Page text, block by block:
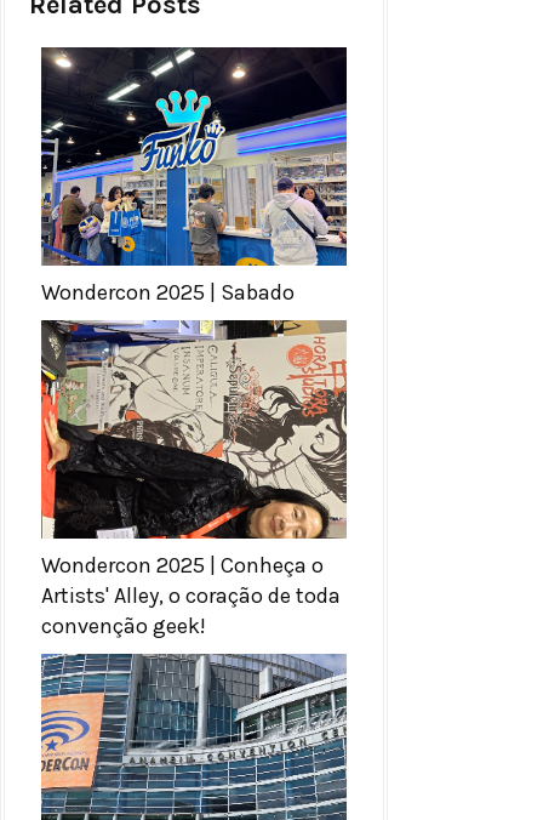
Wondercon 2025 | Sabado
Wondercon 2025 | Conheça o
Artists' Alley, o coração de toda
convenção geek!